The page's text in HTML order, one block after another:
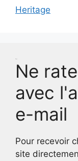
Heritage
Ne
avec
e-mail
Pour recevoir
site